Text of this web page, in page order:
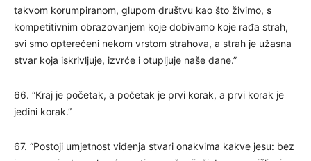
takvom korumpiranom, glupom društvu kao što živimo, s
kompetitivnim obrazovanjem koje dobivamo koje rađa strah,
svi smo opterećeni nekom vrstom strahova, a strah je užasna
stvar koja iskrivljuje, izvrće i otupljuje naše dane.”
66. “Kraj je početak, a početak je prvi korak, a prvi korak je
jedini korak.”
67. “Postoji umjetnost viđenja stvari onakvima kakve jesu: bez